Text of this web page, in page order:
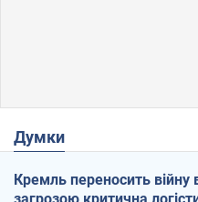
Думки
Кремль переносить війну